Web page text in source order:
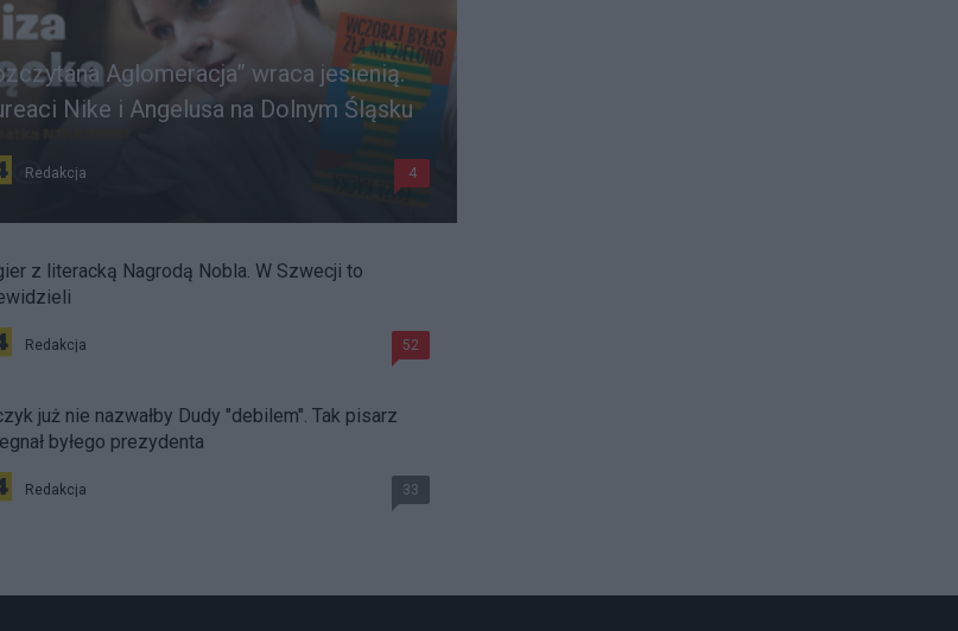
Aglomeracja” wraca jesienią.
Nike i Angelusa na Dolnym Śląsku
Redakcja 4
z literacką Nagrodą Nobla. W Szwecji to
Redakcja 52
już nie nazwałby Dudy "debilem". Tak pisarz
byłego prezydenta
Redakcja 33